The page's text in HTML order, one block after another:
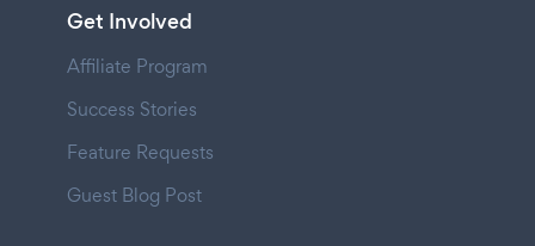
Get Involved
Affiliate Program
Success Stories
Feature Requests
Guest Blog Post